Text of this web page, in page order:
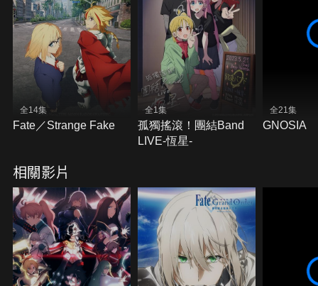
全14集
Fate／Strange Fake
全1集
孤獨搖滾！團結Band
LIVE-恆星-
全21集
GNOSIA
相關影片